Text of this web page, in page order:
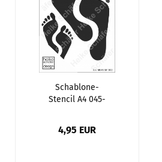
Schablone-
Stencil A4 045-
4,95 EUR